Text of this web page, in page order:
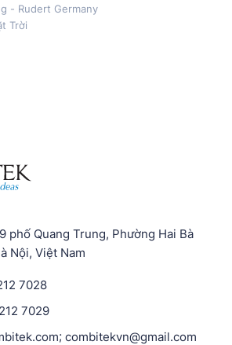
- Rudert Germany
Trời
phố Quang Trung, Phường Hai Bà
Nội, Việt Nam
7028
7029
; combitekvn@gmail.com